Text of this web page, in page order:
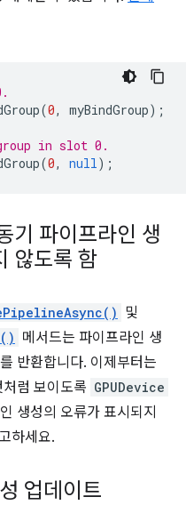
(0, myBindGroup);
in slot 0.
(0, null);
기 파이프라인 생
않도록 함
및
메서드는 파이프라인 생
반환합니다. 이제부터는
럼 보이도록 GPUDevice
생성의 오류가 표시되지
하세요.
업데이트